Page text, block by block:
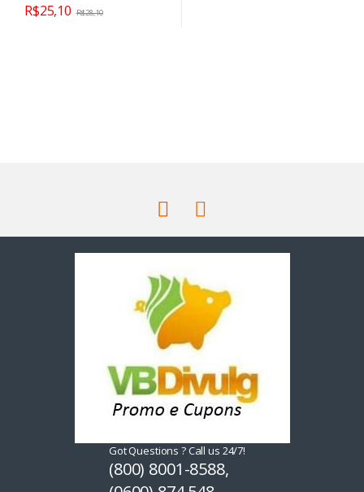
R$25,10 R$28,10
Got Questions ? Call us 24/7!
(800) 8001-8588,